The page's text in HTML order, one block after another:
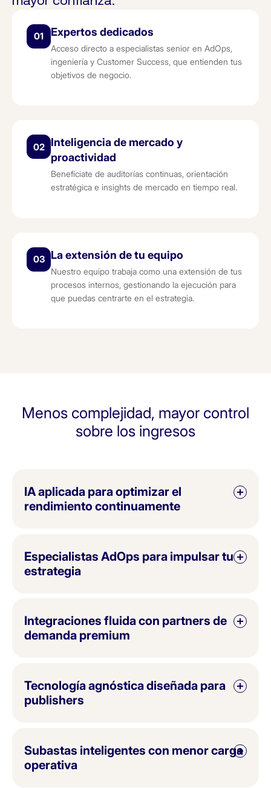
01 Expertos dedicados
Acceso directo a especialistas senior en AdOps,
ingeniería y Customer Success, que entienden tus
objetivos de negocio.
02
Inteligencia de mercado y
proactividad
Benefíciate de auditorías continuas, orientación
estratégica e insights de mercado en tiempo real.
03 La extensión de tu equipo
Nuestro equipo trabaja como una extensión de tus
procesos internos, gestionando la ejecución para
que puedas centrarte en el estrategia.
Menos complejidad, mayor control
sobre los ingresos
IA aplicada para optimizar el
rendimiento continuamente
Especialistas AdOps para impulsar tu
estrategia
Integraciones fluida con partners de
demanda premium
Tecnología agnóstica diseñada para
publishers
Subastas inteligentes con menor carga
operativa